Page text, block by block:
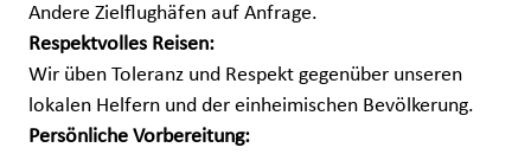
Andere Zielflughäfen auf Anfrage.
Respektvolles Reisen:
Wir üben Toleranz und Respekt gegenüber unseren
lokalen Helfern und der einheimischen Bevölkerung.
Persönliche Vorbereitung: